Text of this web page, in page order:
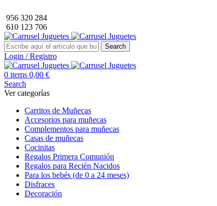
956 320 284
610 123 706
Search
Login / Registro
0 items 0,00 €
Search
Ver categorías
Carritos de Muñecas
Accesorios para muñecas
Complementos para muñecas
Casas de muñecas
Cocinitas
Regalos Primera Comunión
Regalos para Recién Nacidos
Para los bebés (de 0 a 24 meses)
Disfraces
Decoración